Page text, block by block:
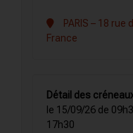
France
Détail des
le 15/09/26 de
17h30